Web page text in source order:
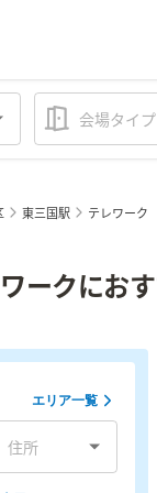
会場タイプ
東三国駅 テレワーク
ークにお
エリア一覧